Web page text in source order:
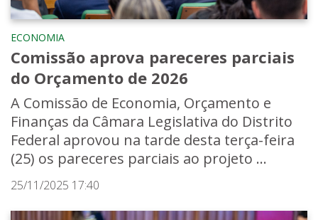
ECONOMIA
Comissão aprova pareceres parciais
do Orçamento de 2026
A Comissão de Economia, Orçamento e
Finanças da Câmara Legislativa do Distrito
Federal aprovou na tarde desta terça-feira
(25) os pareceres parciais ao projeto ...
25/11/2025 17:40